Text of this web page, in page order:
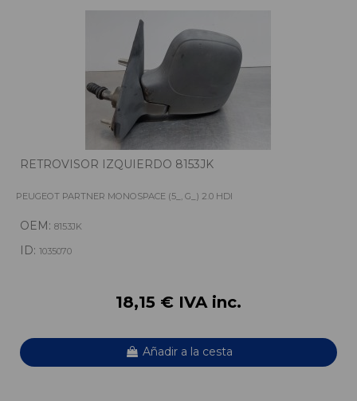
RETROVISOR IZQUIERDO 8153JK
PEUGEOT PARTNER MONOSPACE (5_, G_) 2.0 HDI
OEM: 8153JK
ID: 1035070
18,15 € IVA inc.
Añadir a la cesta